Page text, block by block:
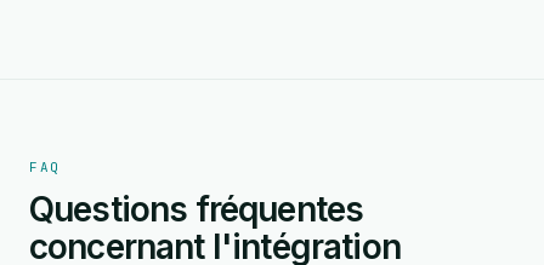
FAQ
Questions fréquentes
concernant l'intégration